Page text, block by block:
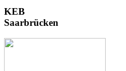
KEB
Saarbrücken